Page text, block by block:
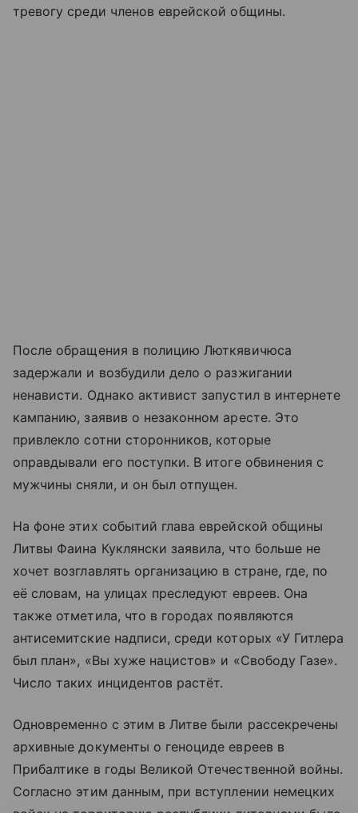
тревогу среди членов еврейской общины.
После обращения в полицию Люткявичюса
задержали и возбудили дело о разжигании
ненависти. Однако активист запустил в интернете
кампанию, заявив о незаконном аресте. Это
привлекло сотни сторонников, которые
оправдывали его поступки. В итоге обвинения с
мужчины сняли, и он был отпущен.
На фоне этих событий глава еврейской общины
Литвы Фаина Куклянски заявила, что больше не
хочет возглавлять организацию в стране, где, по
её словам, на улицах преследуют евреев. Она
также отметила, что в городах появляются
антисемитские надписи, среди которых «У Гитлера
был план», «Вы хуже нацистов» и «Свободу Газе».
Число таких инцидентов растёт.
Одновременно с этим в Литве были рассекречены
архивные документы о геноциде евреев в
Прибалтике в годы Великой Отечественной войны.
Согласно этим данным, при вступлении немецких